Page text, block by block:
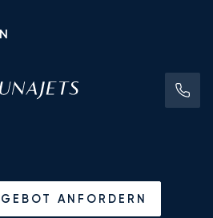
ANFORDERN